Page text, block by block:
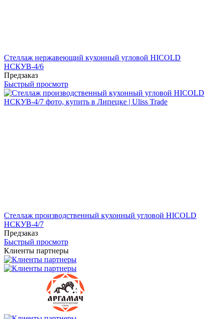
Стеллаж нержавеющий кухонный угловой HICOLD
НСКУВ-4/6
Предзаказ
Быстрый просмотр
Стеллаж производственный кухонный угловой HICOLD
НСКУВ-4/7
Предзаказ
Быстрый просмотр
Клиенты партнеры